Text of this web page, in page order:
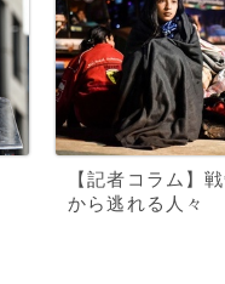
【記者コラム】
から逃れる人々